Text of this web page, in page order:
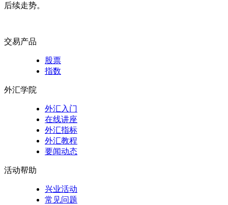
后续走势。
交易产品
股票
指数
外汇学院
外汇入门
在线讲座
外汇指标
外汇教程
要闻动态
活动帮助
兴业活动
常见问题